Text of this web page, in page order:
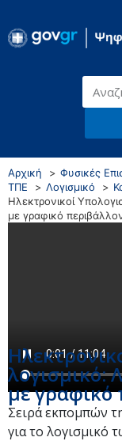
Αρχική
Φυσικές
ΤΠΕ
Λογισμικό
Ηλεκτρονικοί
με γραφικό
λογισμικό:
με γραφικό
Σειρά εκπομπών
για το λογισμικό